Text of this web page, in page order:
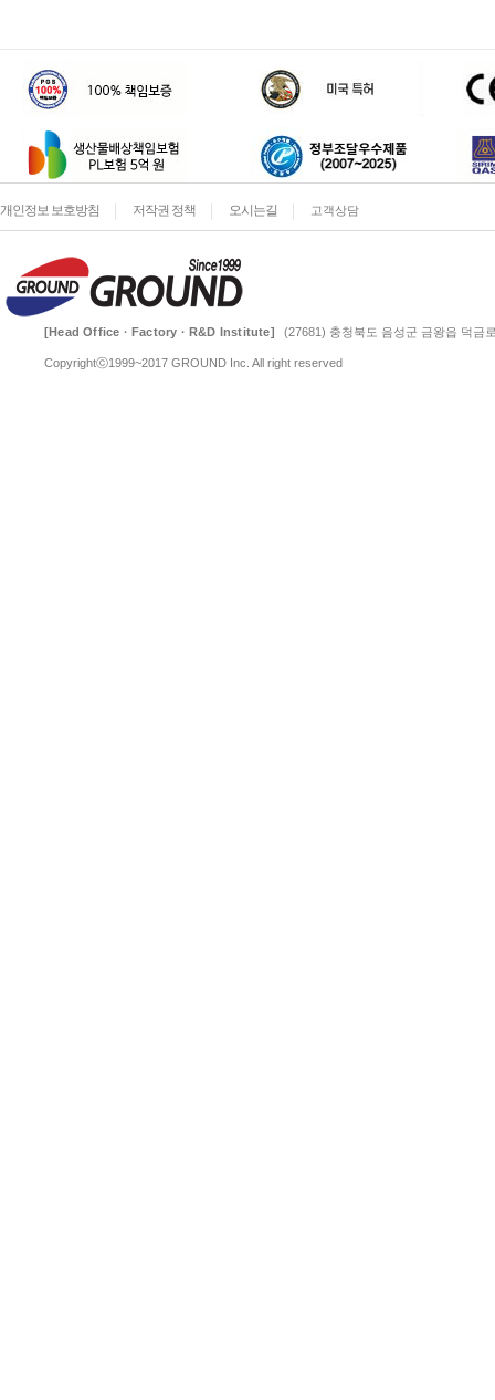
개인정보 보호방침 저작권 정책 오시는길 고객상담
[Head Office · Factory · R&D Institute] (27681) 충청북도 음성군 금왕읍 덕금
Copyrightⓒ1999~2017 GROUND Inc. All right reserved